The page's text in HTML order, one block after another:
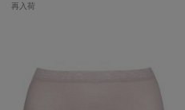
再入荷